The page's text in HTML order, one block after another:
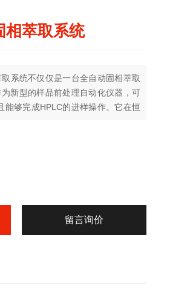
相萃取系统
系统不仅仅是一台全自动固相萃取
新型的样品前处理自动化仪器，可
能够完成HPLC的进样操作。它在恒
留言询价